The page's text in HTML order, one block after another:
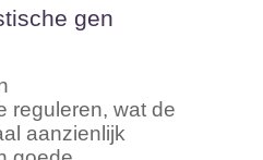
gen
reguleren, wat de
aanzienlijk